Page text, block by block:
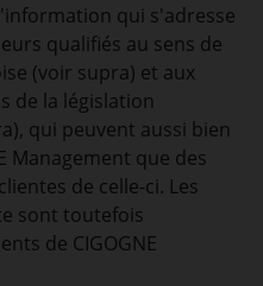
qui s'adresse
qualifiés au sens de
(voir supra) et aux
de la législation
qui peuvent aussi bien
Management que des
de celle-ci. Les
sont toutefois
de CIGOGNE